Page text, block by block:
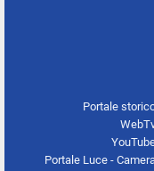
Portale
Portale Luce -